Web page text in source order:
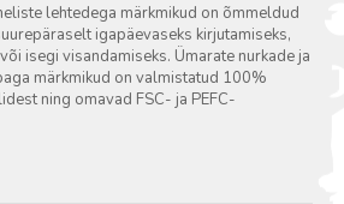
lehtedega märkmikud on õmmeldud
igapäevaseks kirjutamiseks,
isegi visandamiseks. Ümarate nurkade ja
märkmikud on valmistatud 100%
ning omavad FSC- ja PEFC-